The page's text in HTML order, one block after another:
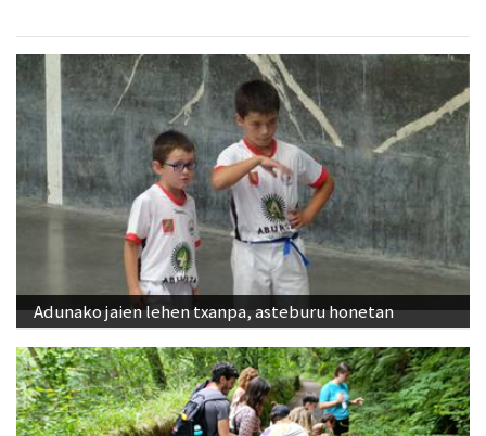
Adunako jaien lehen txanpa, asteburu honetan